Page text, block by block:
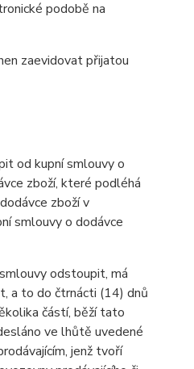
podobě na
zaevidovat přijatou
od kupní smlouvy o
zboží, které podléhá
zboží v
smlouvy o dodávce
odstoupit, má
a to do čtrnácti (14) dnů
částí, běží tato
ve lhůtě uvedené
jenž tvoří